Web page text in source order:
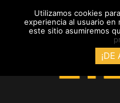
Utilizamos cookies
experiencia al usuario en
este sitio asumiremos
¡DE